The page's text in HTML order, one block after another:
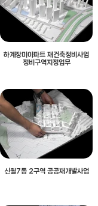
하계장미아파트 재건축정비사업
정비구역지정업무
신월7동 2구역 공공재개발사업
제출
현상